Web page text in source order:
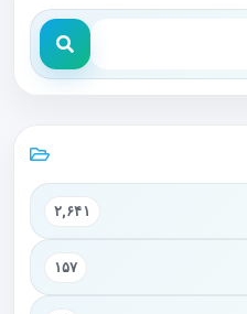
۲,۶۴۱
۱۵۷